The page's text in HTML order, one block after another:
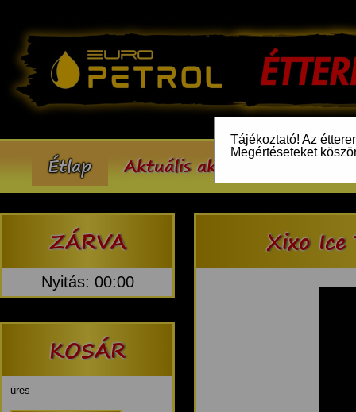
Tájékoztató! Az
Megértéseteket
Étlap Aktuális akcióink
ZÁRVA
Nyitás: 00:00
KOSÁR
üres
Xixo